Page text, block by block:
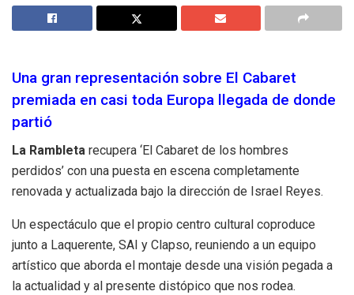
Una gran representación sobre El Cabaret
premiada en casi toda Europa llegada de donde
partió
La Rambleta recupera ‘El Cabaret de los hombres
perdidos’ con una puesta en escena completamente
renovada y actualizada bajo la dirección de Israel Reyes.
Un espectáculo que el propio centro cultural coproduce
junto a Laquerente, SAI y Clapso, reuniendo a un equipo
artístico que aborda el montaje desde una visión pegada a
la actualidad y al presente distópico que nos rodea.